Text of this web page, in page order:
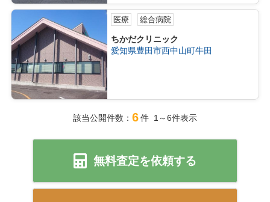
医療 総合病院
ちかだクリニック
愛知県豊田市西中山町牛田
該当公開件数： 6件 1～6件表示
無料査定を依頼する